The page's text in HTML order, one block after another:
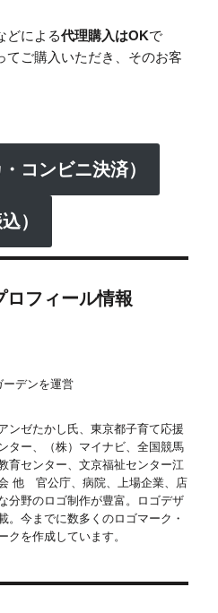
どによる代理購入はOKで
てご購入いただき、そのお客
コンビニ決済）
）
ロフィール情報
デンを運営
ンゼたかし氏、東京都子育て応援
ター、（株）マイナビ、全国競馬
育センター、文京福祉センター江
他 官公庁、病院、上場企業、店
分野のロゴ制作が豊富。ロゴデザ
。今までに数多くのロゴマーク・
クを作成しています。